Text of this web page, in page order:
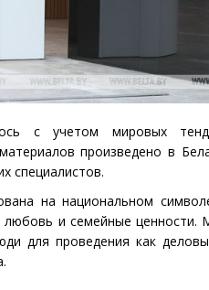
с учетом мировых
произведено в
специалистов.
на национальном
любовь и семейные
для проведения как